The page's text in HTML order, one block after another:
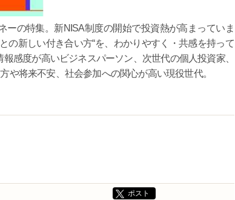
の特集。新NISA制度の開始で投資熱が高まっていま
の新しい付き合い方“を、わかりやすく・共感を持って
感度が高いビジネスパーソン、次世代の個人投資家、
や将来不安、社会参加への関心が高い現役世代。
ポスト